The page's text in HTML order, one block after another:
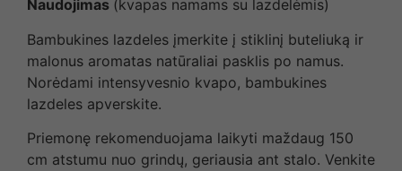
Naudojimas (kvapas namams su lazdelėmis)
Bambukines lazdeles įmerkite į stiklinį buteliuką ir
malonus aromatas natūraliai pasklis po namus.
Norėdami intensyvesnio kvapo, bambukines
lazdeles apverskite.
Priemonę rekomenduojama laikyti maždaug 150
cm atstumu nuo grindų, geriausia ant stalo. Venkite